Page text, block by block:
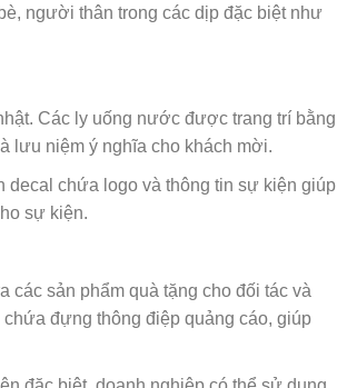
người thân trong các dịp đặc biệt như
Các ly uống nước được trang trí bằng
lưu niệm ý nghĩa cho khách mời.
decal chứa logo và thông tin sự kiện giúp
sự kiện.
các sản phẩm quà tặng cho đối tác và
đựng thông điệp quảng cáo, giúp